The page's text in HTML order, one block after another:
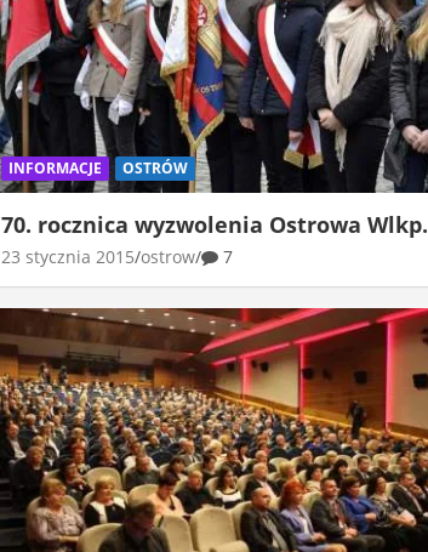
INFORMACJE OSTRÓW
70. rocznica wyzwolenia Ostrowa Wlkp.
23 stycznia 2015 ostrow 7